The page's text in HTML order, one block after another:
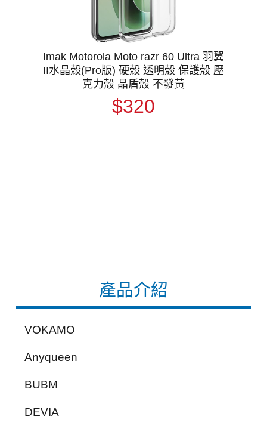
產品介紹
VOKAMO
Anyqueen
BUBM
DEVIA
Imak Motorola Moto razr 60 Ultra 羽翼
II水晶殼(Pro版) 硬殼 透明殼 保護殼 壓
克力殼 晶盾殼 不發黃
$320